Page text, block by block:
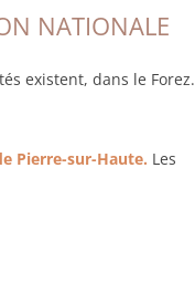
NATIONALE
existent, dans le Forez.
Pierre-sur-Haute. Les